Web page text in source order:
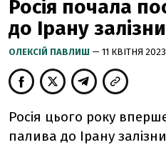
Росія почала
до Ірану
ОЛЕКСІЙ ПАВЛИШ — 11 КВІТНЯ
Росія цього року
палива до Ірану